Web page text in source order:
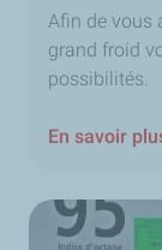
Afin de vous
grand froid
possibilités.
En savoir